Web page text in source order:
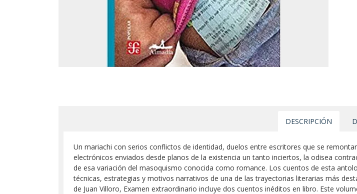
DESCRIPCIÓN
Un mariachi con serios conflictos de identidad, duelos entre escritores que se
electrónicos enviados desde planos de la existencia un tanto inciertos, la odisea
de esa variación del masoquismo conocida como romance. Los cuentos de esta
técnicas, estrategias y motivos narrativos de una de las trayectorias literarias más
de Juan Villoro, Examen extraordinario incluye dos cuentos inéditos en libro. Este